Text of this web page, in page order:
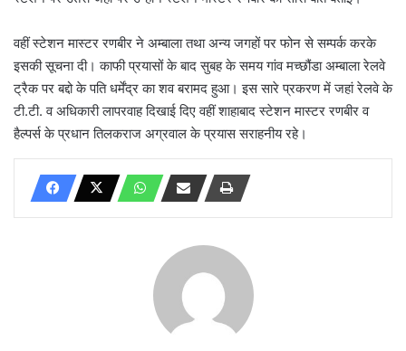
वहीं स्टेशन मास्टर रणबीर ने अम्बाला तथा अन्य जगहों पर फोन से सम्पर्क करके
इसकी सूचना दी। काफी प्रयासों के बाद सुबह के समय गांव मच्छौंडा अम्बाला रेलवे
ट्रैक पर बद्दो के पति धर्मेंद्र का शव बरामद हुआ। इस सारे प्रकरण में जहां रेलवे के
टी.टी. व अधिकारी लापरवाह दिखाई दिए वहीं शाहाबाद स्टेशन मास्टर रणबीर व
हैल्पर्स के प्रधान तिलकराज अग्रवाल के प्रयास सराहनीय रहे।